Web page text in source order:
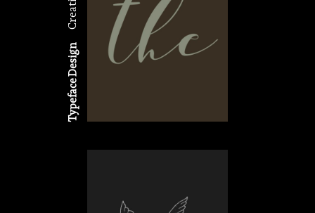
Typeface Design
Creative